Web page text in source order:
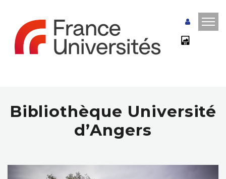
Bibliothèque Université
d’Angers